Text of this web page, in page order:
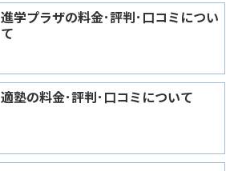
進学プラザの料金･評判･口コミについ
て
適塾の料金･評判･口コミについて